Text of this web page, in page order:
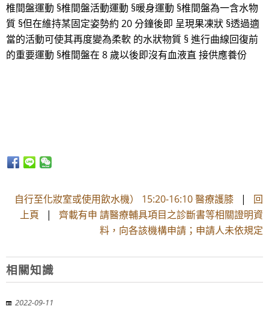
椎間盤運動 §椎間盤活動運動 §暖身運動 §椎間盤為一含水物
質 §但在維持某固定姿勢約 20 分鐘後即 呈現果凍狀 §透過適
當的活動可使其再度變為柔軟 的水狀物質 § 進行曲線回復前
的重要運動 §椎間盤在 8 歲以後即沒有血液直 接供應養份
自行至化妝室或使用飲水機） 15:20-16:10 醫療護膝 | 回
上頁 | 齊載有申 請醫療輔具項目之診斷書等相關證明資
料，向各該機構申請；申請人未依規定
相關知識
2022-09-11